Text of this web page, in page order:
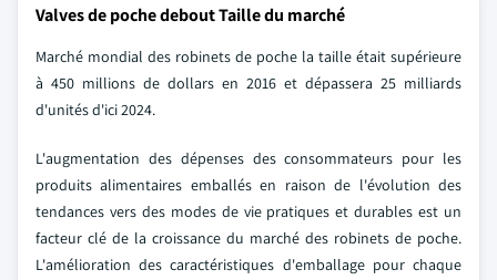
Valves de poche debout Taille du marché
Marché mondial des robinets de poche la taille était supérieure
à 450 millions de dollars en 2016 et dépassera 25 milliards
d'unités d'ici 2024.
L'augmentation des dépenses des consommateurs pour les
produits alimentaires emballés en raison de l'évolution des
tendances vers des modes de vie pratiques et durables est un
facteur clé de la croissance du marché des robinets de poche.
L'amélioration des caractéristiques d'emballage pour chaque